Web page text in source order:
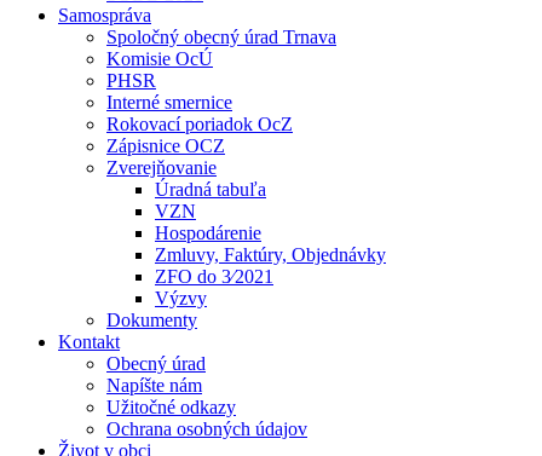
Samospráva
Spoločný obecný úrad Trnava
Komisie OcÚ
PHSR
Interné smernice
Rokovací poriadok OcZ
Zápisnice OCZ
Zverejňovanie
Úradná tabuľa
VZN
Hospodárenie
Zmluvy, Faktúry, Objednávky
ZFO do 3⁄2021
Výzvy
Dokumenty
Kontakt
Obecný úrad
Napíšte nám
Užitočné odkazy
Ochrana osobných údajov
Život v obci